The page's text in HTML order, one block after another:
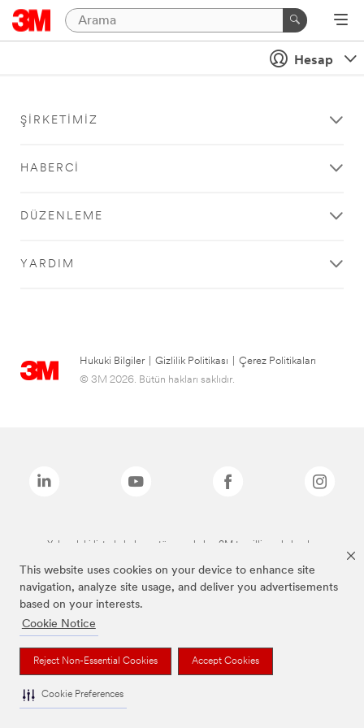
This website uses cookies on your device to enhance site
navigation, analyze site usage, and deliver you advertisements
based on your interests.
Cookie Notice
Reject Non-Essential Cookies Accept Cookies
Cookie Preferences
Hesap
ŞIRKETIMIZ
HABERCI
DÜZENLEME
YARDIM
Hukuki Bilgiler Gizlilik Politikası
Çerez Politikaları
© 3M 2026. Bütün hakları saklıdır.
Yukarıdaki listede bulunan tüm markalar, 3M tescilli markalarıdır.